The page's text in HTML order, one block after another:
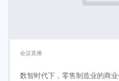
会议直播
数智时代下，零售制造业的商